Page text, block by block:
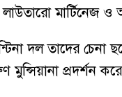
লাউতারো
দল তাদের চেনা
মুন্সিয়ানা প্রদর্শন